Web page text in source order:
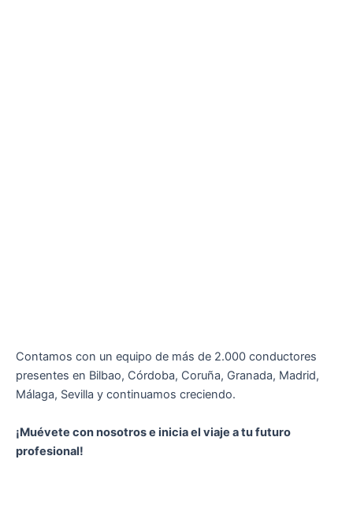
Contamos con un equipo de más de 2.000 conductores
presentes en Bilbao, Córdoba, Coruña, Granada, Madrid,
Málaga, Sevilla y continuamos creciendo.
¡Muévete con nosotros e inicia el viaje a tu futuro
profesional!